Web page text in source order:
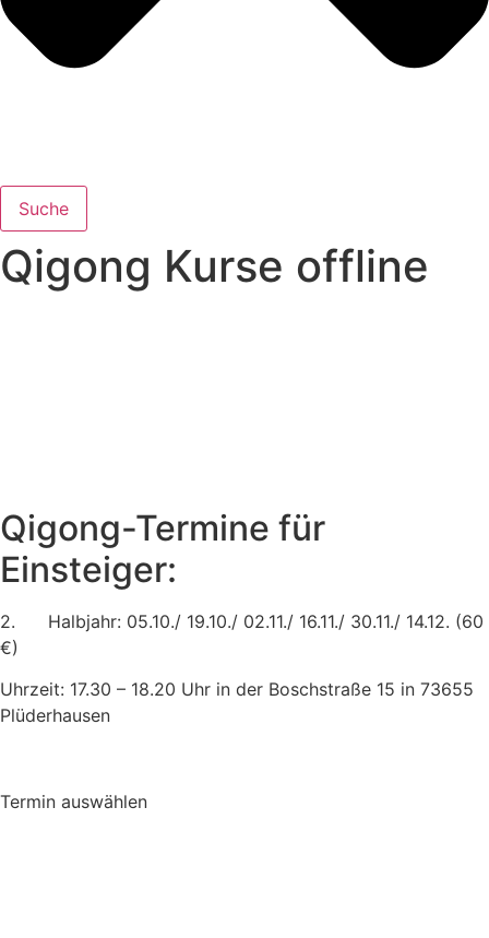
Suche
Qigong Kurse offline
Qigong-Termine für
Einsteiger:
2. Halb­jahr: 05.10./ 19.10./ 02.11./ 16.11./ 30.11./ 14.12. (60
€)
Uhr­zeit: 17.30 – 18.20 Uhr in der Bosch­stra­ße 15 in 73655
Plüderhausen
Ter­min auswählen